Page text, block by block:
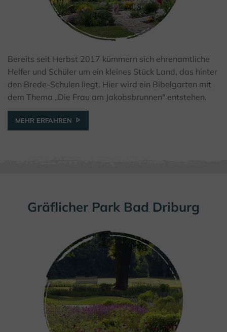
© Bibelgarten Brede
Bereits seit Herbst 2017 kümmern sich ehrenamtliche
Helfer und Schüler um ein kleines Stück Land, das hinter
den Brede-Schulen liegt. Hier wird ein Bibelgarten mit
dem Thema „Die Frau am Jakobsbrunnen" entstehen.
MEHR ERFAHREN
Gräflicher Park Bad Driburg